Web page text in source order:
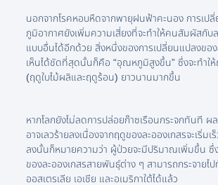
นอกจากโรคหอบหืดจากพายุฝนฟ้าคะนอง การเป
ภูมิอากาศยังเพิ่มความเสี่ยงที่จะทำให้คนสัมผัสกับล
แบบอื่นได้อีกด้วย สิ่งหนึ่งของการเปลี่ยนแปลงของ
เห็นได้ชัดที่สุดนั้นก็คือ “อุณหภูมิสูงขึ้น” ซึ่งจะทำใ
(ฤดูใบไม้ผลิและฤดูร้อน) ยาวนานมากขึ้น
หากโลกยังไม่ลดการปล่อยก๊าซเรือนกระจกทันที ผ
อาจเลวร้ายลงเนื่องจากฤดูของละอองเกสรจะเริ่ม
ลงนั้นก็หมายความว่า ผู้ป่วยจะมีปริมาณเพิ่มขึ้น ซึ่
ของละอองเกสรสายพันธุ์ต่าง ๆ สามารถกระจายไป
ออสเตรเลีย เอเชีย และอเมริกาใต้ได้แล้ว